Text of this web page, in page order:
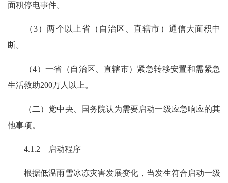
面积停电事件。
（3）两个以上省（自治区、直辖市）通信大面积中
断。
（4）一省（自治区、直辖市）紧急转移安置和需紧急
生活救助200万人以上。
（二）党中央、国务院认为需要启动一级应急响应的其
他事项。
4.1.2 启动程序
根据低温雨雪冰冻灾害发展变化，当发生符合启动一级